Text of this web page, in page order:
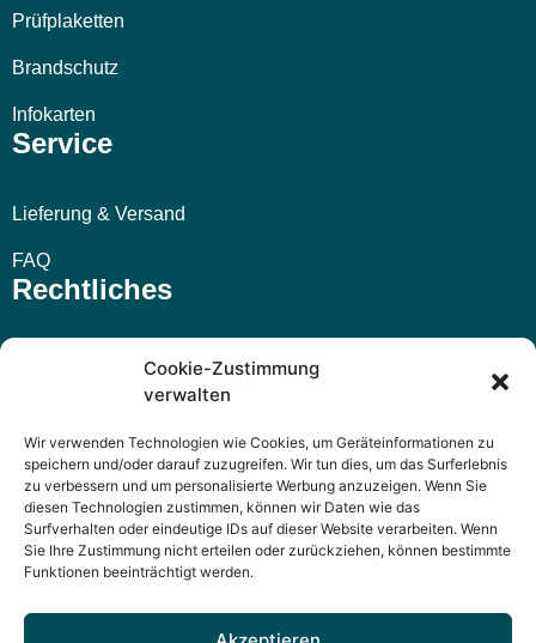
Cookie-Zustimmung
verwalten
Wir verwenden Technologien wie Cookies, um Geräteinformationen zu
speichern und/oder darauf zuzugreifen. Wir tun dies, um das Surferlebnis
zu verbessern und um personalisierte Werbung anzuzeigen. Wenn Sie
diesen Technologien zustimmen, können wir Daten wie das
Surfverhalten oder eindeutige IDs auf dieser Website verarbeiten. Wenn
Sie Ihre Zustimmung nicht erteilen oder zurückziehen, können bestimmte
Funktionen beeinträchtigt werden.
Prüfplaketten
Brandschutz
Infokarten
Service
Lieferung & Versand
FAQ
Rechtliches
Widerrufsbelehrung
Datenschutzerklärung